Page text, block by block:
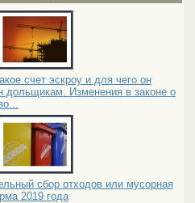
счет эскроу и для чего он
дольщикам. Изменения в законе о
сбор отходов или мусорная
2019 года